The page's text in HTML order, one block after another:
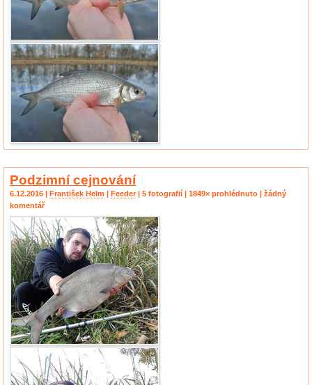
Podzimní cejnování
6.12.2016 | František Helm Feeder| 5 fotografií | 1849× prohlédnuto | žádný
komentář